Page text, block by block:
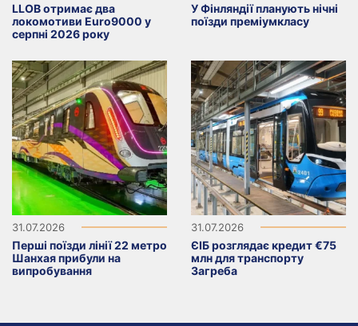
LLOB отримає два
локомотиви Euro9000 у
серпні 2026 року
У Фінляндії планують нічні
поїзди преміумкласу
31.07.2026
Перші поїзди лінії 22 метро
Шанхая прибули на
випробування
31.07.2026
ЄІБ розглядає кредит €75
млн для транспорту
Загреба